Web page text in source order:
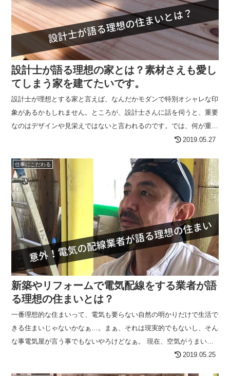
設計士が語る理想の家とは？素材さえも愛し
てしまう家を建てたいです。
設計士が理想とする家と言えば、なんだかモダンで特別オシャレな印
象があるかもしれません。ところが、設計士さんに話を伺うと、重要
なのはデザインや見栄えではないと言われるのです。では、何が重要
2019.05.27
仕事にこだわる
新築やリフォームで電気配線をする業者が語
る理想の住まいとは？
一番理想的な住まいって、電気も要らない自然の明かりだけで生活で
きる住まいじゃないかなぁ…。まぁ、それは現実的でもないし、そん
な事電気屋が言う事でもないやろけどなぁ。 現在、空気がうまい家
®の新築現場で電気の配線作業をされていた、内村育弘さんはこんな
2019.05.25